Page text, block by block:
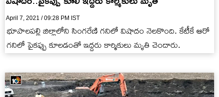
April 7, 2021 / 09:28 PM IST
భూపాలపల్లి జిల్లాలోని సింగరేణి గనిలో విషాదం నెలకొంది. కేటీకే ఆరో
గనిలో పైకప్పు కూలడంతో ఇద్దరు కార్మికులు మృతి చెందారు.